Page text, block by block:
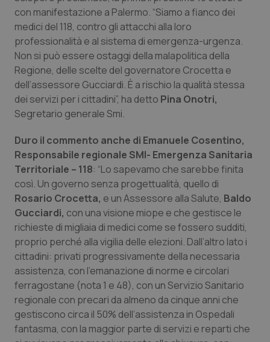
Campania
Emilia-Romagna
Friuli Venezia Giulia
Lazio
Liguria
Lombardia
Marche
Molise
Piemonte
Provincia Autonoma di Bolzano
Provincia Autonoma di Trento
Car-T
Colesterolo & coronaropatie
Dermatite Atopica
Diabete & glucometri
Disturbi dell’umore
Dolore
Donna & Salute
Epatiti
HIV
Infezioni & Febbre
Ipertensione & Scompenso
con manifestazione a Palermo. “Siamo a fianco dei
medici del 118, contro gli attacchi alla loro
professionalità e al sistema di emergenza-urgenza.
Non si può essere ostaggi della malapolitica della
Regione, delle scelte del governatore Crocetta e
dell’assessore Gucciardi. È a rischio la qualità stessa
dei servizi per i cittadini”, ha detto Pina Onotri,
Segretario generale Smi.
Duro il commento anche di Emanuele Cosentino,
Responsabile regionale SMI- Emergenza Sanitaria
Territoriale – 118: “Lo sapevamo che sarebbe finita
così. Un governo senza progettualità, quello di
Rosario Crocetta, e un Assessore alla Salute, Baldo
Gucciardi, con una visione miope e che gestisce le
richieste di migliaia di medici come se fossero sudditi,
proprio perché alla vigilia delle elezioni. Dall’altro lato i
cittadini: privati progressivamente della necessaria
assistenza, con l’emanazione di norme e circolari
ferragostane (nota 1 e 48), con un Servizio Sanitario
regionale con precari da almeno da cinque anni che
gestiscono circa il 50% dell’assistenza in Ospedali
fantasma, con la maggior parte di servizi e reparti che